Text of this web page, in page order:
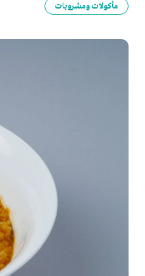
مأكولات ومشروبات